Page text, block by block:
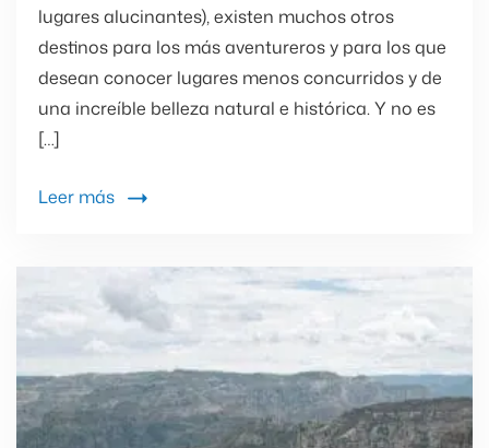
lugares alucinantes), existen muchos otros
destinos para los más aventureros y para los que
desean conocer lugares menos concurridos y de
una increíble belleza natural e histórica. Y no es
[…]
Leer más